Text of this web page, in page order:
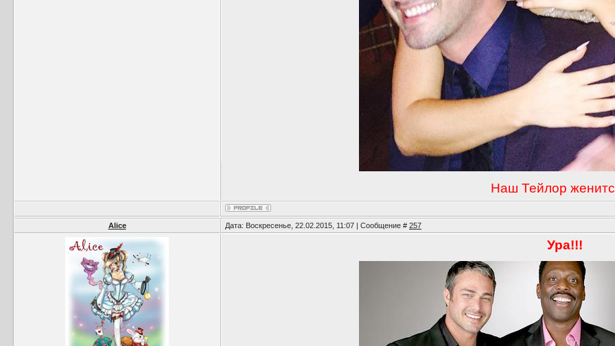
Наш Тейлор
Alice Дата: Воскресенье, 22.02.2015, 11:07 | Сообщение # 257
Ура!!!